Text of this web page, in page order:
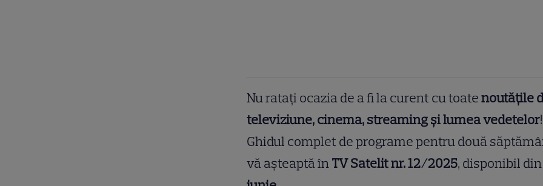
Nu ratați ocazia de a fi la curent cu toatenoutățile
televiziune, cinema, streaming și lumea vedetelor!
Ghidul complet de programe pentru două
vă așteaptă înTV Satelit nr. 12/2025, disponibil din